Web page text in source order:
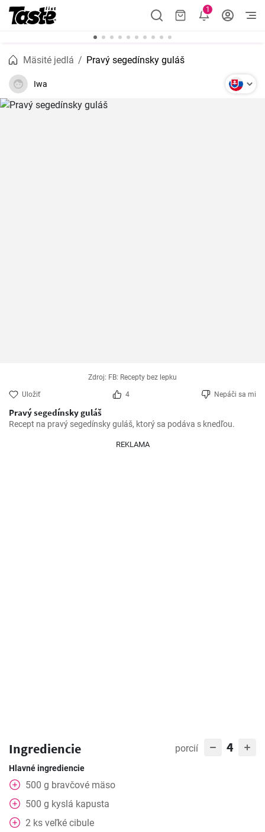
1
Mäsité jedlá Pravý segedínsky guláš
Iwa
Zdroj: FB: Recepty bez lepku
Uložiť 4 Nepáči sa mi
Pravý segedínsky guláš
Recept na pravý segedínsky guláš, ktorý sa podáva s knedľou.
REKLAMA
Ingrediencie porcií 4
Hlavné ingrediencie
500 g bravčové mäso
500 g kyslá kapusta
2 ks veľké cibule